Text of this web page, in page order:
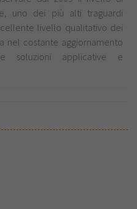
uno dei più alti traguardi
livello qualitativo dei
nel costante aggiornamento
soluzioni applicative e